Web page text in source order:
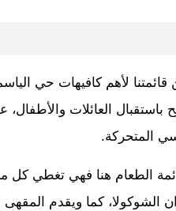
لأهم كافيهات حي
باستقبال العائلات
المتحركة.
الطعام هنا فهي تغطي كل
الشوكولا، كما ويقدم